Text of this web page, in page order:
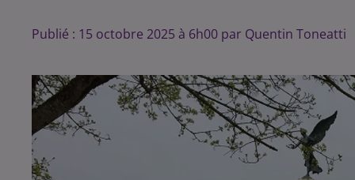
Publié : 15 octobre 2025 à 6h00 par Quentin Toneatti